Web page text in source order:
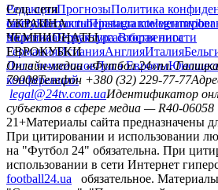
РедакцияПрогнозыПолитика
сайтуКонтактыПравила
политикаСтруктура собственности
Соц. сети
facebookxyoutubeinstagramtelegramviber
УКРАИНА
УкраинаПервая лигаВторая лига
ЧЕМПИОНАТЫ
ГерманияИспанияАнглияИталия
ЕВРОКУБКИ
Лига чемпионовЛига Европы
конференций
Онлайн-медиа «Футбол 24»пл.
79008Телефон +380 (32) 229-77-77
legal@24tv.com.uaИдентификатор
субъектов в сфере медиа — R40-06058
21+Материалы сайта предназначены
При цитировании и использовании
на "Футбол 24" обязательна. При
использовании в сети Интернет
football24.ua
обязательное.